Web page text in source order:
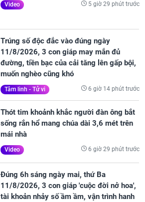
Video 5 giờ 29 phút trước
Trúng số độc đắc vào đúng ngày
11/8/2026, 3 con giáp may mắn đủ
đường, tiền bạc của cải tăng lên gấp bội,
muốn nghèo cũng khó
Tâm linh - Tử vi 6 giờ 14 phút trước
Thót tim khoảnh khắc người đàn ông bắt
sống rắn hổ mang chúa dài 3,6 mét trên
mái nhà
Video 6 giờ 29 phút trước
Đúng 6h sáng ngày mai, thứ Ba
11/8/2026, 3 con giáp 'cuộc đời nở hoa',
tài khoản nhảy số ầm ầm, vận trình hanh